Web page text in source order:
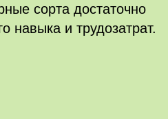
сорта достаточно
навыка и трудозатрат.